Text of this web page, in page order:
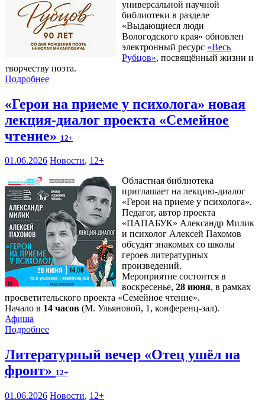
универсальной научной
библиотеки в разделе
«Выдающиеся люди
Вологодского края» обновлен
электронный ресурс «Весь
Рубцов», посвящённый жизни и
творчеству поэта.
Подробнее
«Герои на приеме у психолога» новая
лекция-диалог проекта «Семейное
чтение» 12+
01.06.2026 Новости, 12+
Областная библиотека
приглашает на лекцию-диалог
«Герои на приеме у психолога».
Педагог, автор проекта
«ПАПАБУК» Александр Милик
и психолог Алексей Пахомов
обсудят знакомых со школы
героев литературных
произведений.
Мероприятие состоится в
воскресенье, 28 июня, в рамках
просветительского проекта «Семейное чтение».
Начало в 14 часов (М. Ульяновой, 1, конференц-зал).
Афиша
Подробнее
Литературный вечер «Отец ушёл на
фронт» 12+
01.06.2026 Новости, 12+